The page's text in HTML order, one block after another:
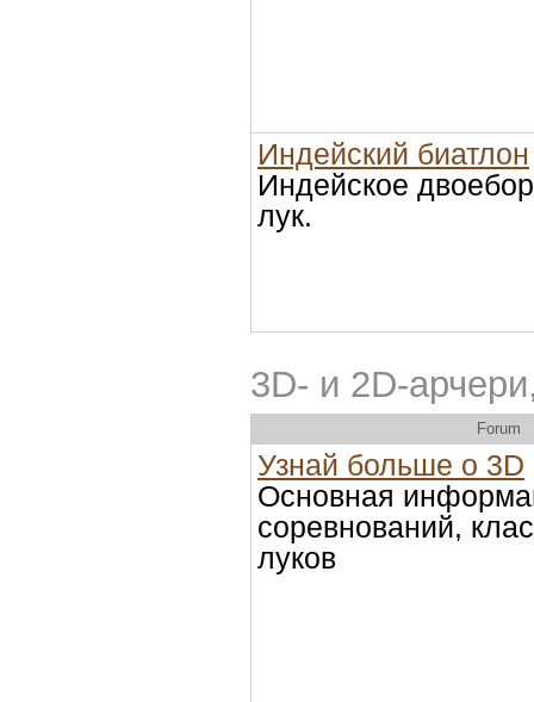
Индейский биатлон
Индейское
лук.
3D- и 2D-
Forum
Узнай больше о 3D
Основная
соревнований,
луков